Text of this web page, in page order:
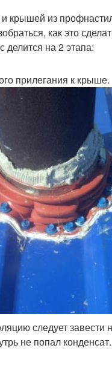
крышей из
как это
делится на 2 этапа:
прилегания к крыше.
следует завести
не попал конденсат.